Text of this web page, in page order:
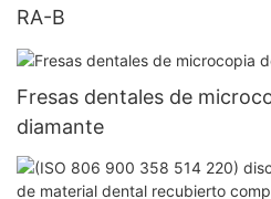
RA-B
Fresas dentales de
diamante